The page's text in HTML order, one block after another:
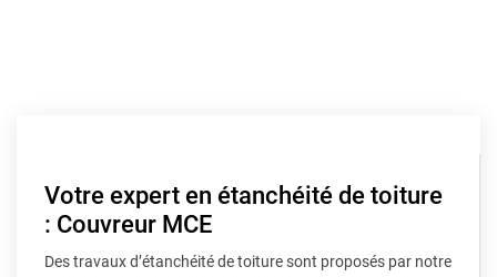
Votre expert en étanchéité de toiture
: Couvreur MCE
Des travaux d’étanchéité de toiture sont proposés par notre